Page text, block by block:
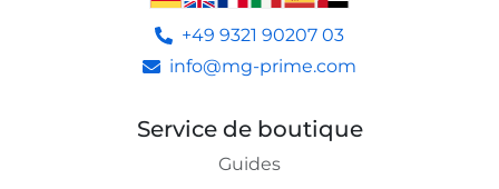
+49 9321 90207 03
info@mg-prime.com
Service de boutique
Guides